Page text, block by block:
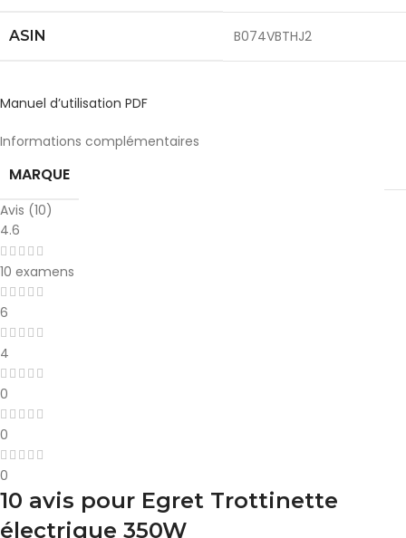
ASIN B074VBTHJ2
Manuel d’utilisation PDF
Informations complémentaires
MARQUE
Avis (10)
4.6
10 examens
6
4
0
0
0
10 avis pour Egret Trottinette
électrique 350W